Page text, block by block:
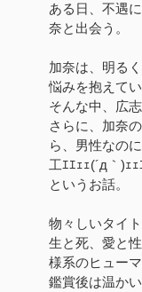
ある日、不遇
奈と出会う。
加奈は、明る
悩みを抱えてい
そんな中、広
さらに、加奈
ら、男性なの
工ｴｴｪｪ(´д｀)ｪ
というお話。
物々しいタイ
生と死、愛と
様系のヒュー
鑑賞後は温か